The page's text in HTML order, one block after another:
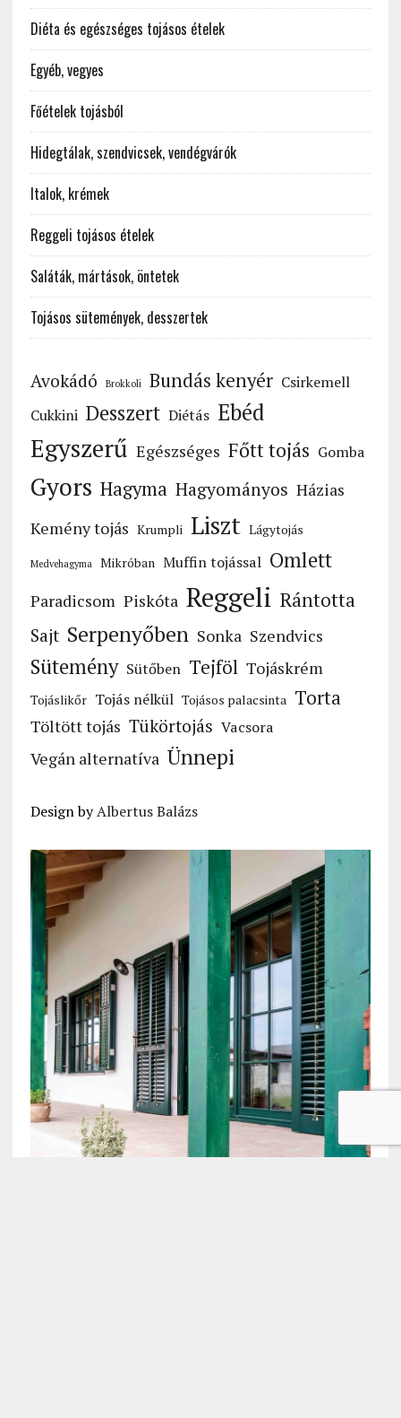
Diéta és egészséges tojásos ételek
Egyéb, vegyes
Főételek tojásból
Hidegtálak, szendvicsek, vendégvárók
Italok, krémek
Reggeli tojásos ételek
Saláták, mártások, öntetek
Tojásos sütemények, desszertek
Avokádó Brokkoli Bundás kenyér Csirkemell
Cukkini Desszert Diétás Ebéd
Egyszerű Egészséges Főtt tojás Gomba
Gyors Hagyma Hagyományos Házias
Kemény tojás Krumpli Liszt Lágytojás
Medvehagyma Mikróban Muffin tojással Omlett
Paradicsom Piskóta Reggeli Rántotta
Sajt Serpenyőben Sonka Szendvics
Sütemény Sütőben Tejföl Tojáskrém
Tojáslikőr Tojás nélkül Tojásos palacsinta Torta
Töltött tojás Tükörtojás Vacsora
Vegán alternatíva Ünnepi
Design byAlbertus Balázs